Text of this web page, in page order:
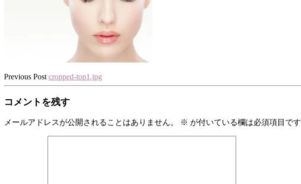
Previous Post cropped-top1.jpg
コメントを残す
メールアドレスが公開されることはありません。 ※ が付いている欄は必須項目です